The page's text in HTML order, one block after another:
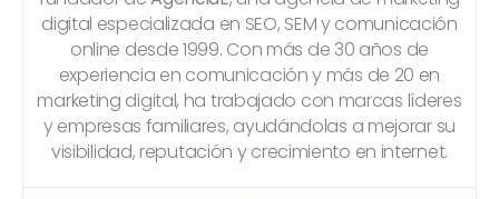
digital especializada en SEO, SEM y comunicación
online desde 1999. Con más de 30 años de
experiencia en comunicación y más de 20 en
marketing digital, ha trabajado con marcas líderes
y empresas familiares, ayudándolas a mejorar su
visibilidad, reputación y crecimiento en internet.